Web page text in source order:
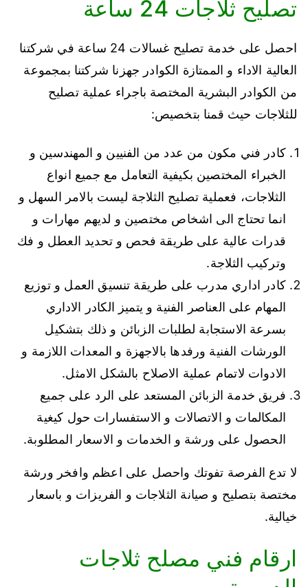
تصليح ثلاجات 24 ساعة
احصل على خدمة تصليح غسالات 24 ساعة في شركتنا
العالية الاداء و الممتازة الكوادر جهزنا شركتنا بمجموعة
من الكوادر البشرية المختصة باجراء عملية تصليح
للثلاجات حيث قمنا بتخصيص:
كادر فني مكون من عدد من الفنيين و المهندسين و
الخبراء المختصين بكيفية التعامل مع جميع انواع
الثلاجات، فعملية تصليح الثلاجة ليست بالامر السهل و
انما تحتاج الى اشخاص مختصين و لديهم مهارات و
قدرات عالية على طريقة فحص و تحديد العطل و فك
وتركيب الثلاجة.
كادر اداري مدرب على طريقة تنسيق العمل و توزيع
المهام على العناصر الفنية و يتميز الكادر الاداري
بسرعة الاستجابة لطلبات الزبائن و ذلك بتشكيل
الورشات الفنية ورفدها بالاجهزة و المعدات اللازمة و
الادوات لاتمام عملية الاصلاح بالشكل الامثل.
فريق خدمة الزبائن المستعد على الرد على جميع
المكالمات و الاتصالات و الاستفسارات حول كيغية
الحصول على ورشة و الخدمات و الاسعار المطلوبة.
لا تدع الفرصة تفوتك واحصل على اعظم وافخر ورشة
مختصة بتصليح و صيانة الثلاجات و الفريزات و باسعار
خيالية.
ارقام فني مصلح ثلاجات